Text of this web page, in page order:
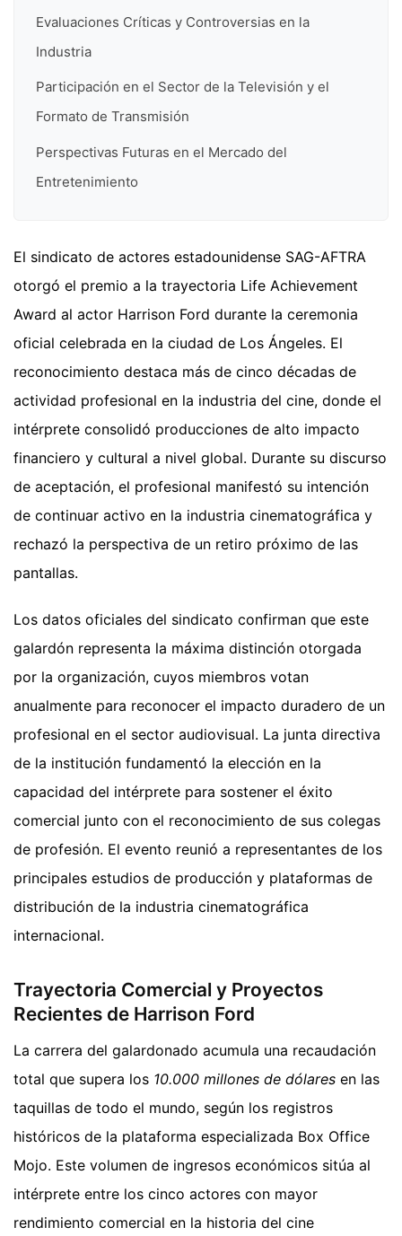
Evaluaciones Críticas y Controversias en la
Industria
Participación en el Sector de la Televisión y el
Formato de Transmisión
Perspectivas Futuras en el Mercado del
Entretenimiento
El sindicato de actores estadounidense SAG-AFTRA
otorgó el premio a la trayectoria Life Achievement
Award al actor Harrison Ford durante la ceremonia
oficial celebrada en la ciudad de Los Ángeles. El
reconocimiento destaca más de cinco décadas de
actividad profesional en la industria del cine, donde el
intérprete consolidó producciones de alto impacto
financiero y cultural a nivel global. Durante su discurso
de aceptación, el profesional manifestó su intención
de continuar activo en la industria cinematográfica y
rechazó la perspectiva de un retiro próximo de las
pantallas.
Los datos oficiales del sindicato confirman que este
galardón representa la máxima distinción otorgada
por la organización, cuyos miembros votan
anualmente para reconocer el impacto duradero de un
profesional en el sector audiovisual. La junta directiva
de la institución fundamentó la elección en la
capacidad del intérprete para sostener el éxito
comercial junto con el reconocimiento de sus colegas
de profesión. El evento reunió a representantes de los
principales estudios de producción y plataformas de
distribución de la industria cinematográfica
internacional.
Trayectoria Comercial y Proyectos
Recientes de Harrison Ford
La carrera del galardonado acumula una recaudación
total que supera los 10.000 millones de dólares en las
taquillas de todo el mundo, según los registros
históricos de la plataforma especializada Box Office
Mojo. Este volumen de ingresos económicos sitúa al
intérprete entre los cinco actores con mayor
rendimiento comercial en la historia del cine